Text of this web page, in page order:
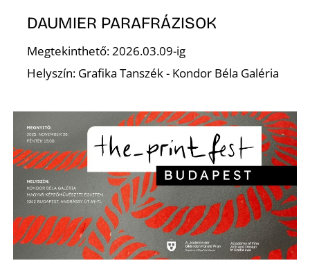
DAUMIER PARAFRÁZISOK
Megtekinthető: 2026.03.09-ig
Helyszín: Grafika Tanszék - Kondor Béla Galéria